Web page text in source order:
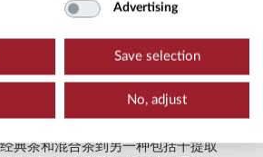
典茶和混合茶到另一种包括干提取
Advertising
Save selection
No, adjust